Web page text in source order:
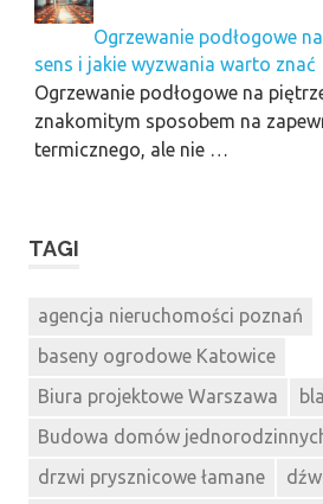
Ogrzewanie podłogowe
sens i jakie wyzwania warto znać
Ogrzewanie podłogowe na
znakomitym sposobem na
termicznego, ale nie …
TAGI
agencja nieruchomości poznań
baseny ogrodowe Katowice
Biura projektowe Warszawa
Budowa domów
drzwi prysznicowe łamane